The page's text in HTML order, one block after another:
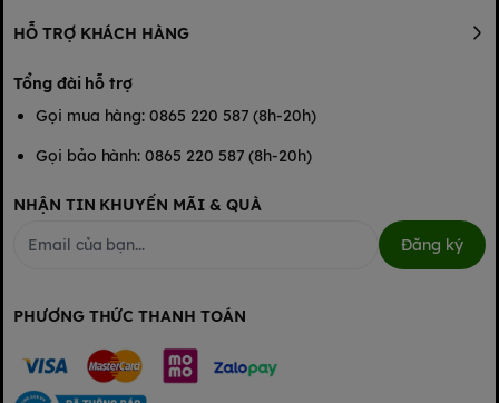
HỖ TRỢ KHÁCH HÀNG
Tổng đài hỗ trợ
Gọi mua hàng: 0865 220 587 (8h-20h)
Gọi bảo hành: 0865 220 587 (8h-20h)
NHẬN TIN KHUYẾN MÃI & QUÀ
Đăng ký
PHƯƠNG THỨC THANH TOÁN